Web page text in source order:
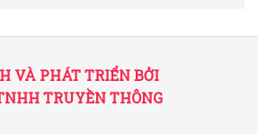
VÀ PHÁT TRIỂN BỞI
TRUYỀN THÔNG